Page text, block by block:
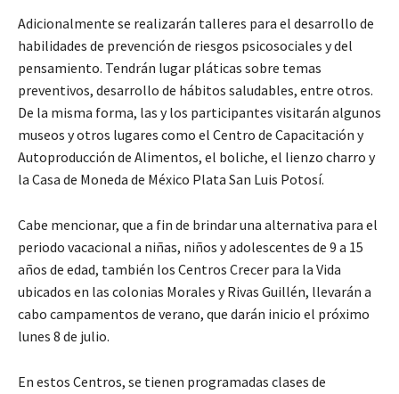
Adicionalmente se realizarán talleres para el desarrollo de
habilidades de prevención de riesgos psicosociales y del
pensamiento. Tendrán lugar pláticas sobre temas
preventivos, desarrollo de hábitos saludables, entre otros.
De la misma forma, las y los participantes visitarán algunos
museos y otros lugares como el Centro de Capacitación y
Autoproducción de Alimentos, el boliche, el lienzo charro y
la Casa de Moneda de México Plata San Luis Potosí.
Cabe mencionar, que a fin de brindar una alternativa para el
periodo vacacional a niñas, niños y adolescentes de 9 a 15
años de edad, también los Centros Crecer para la Vida
ubicados en las colonias Morales y Rivas Guillén, llevarán a
cabo campamentos de verano, que darán inicio el próximo
lunes 8 de julio.
En estos Centros, se tienen programadas clases de